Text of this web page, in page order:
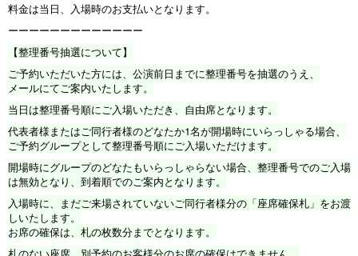
料金は当日、入場時のお支払いとなります。
ーーーーーーーーーーーーー
【整理番号抽選について】
ご予約いただいた方には、公演前日までに整理番号を抽選のうえ、
メールにてご案内いたします。
当日は整理番号順にご入場いただき、自由席となります。
代表者様またはご同行者様のどなたか1名が開場時にいらっしゃる場合、
ご予約グループとして整理番号順にご入場いただけます。
開場時にグループのどなたもいらっしゃらない場合、整理番号でのご入場
は無効となり、到着順でのご案内となります。
入場時に、まだご来場されていないご同行者様分の「座席確保札」をお渡
しいたします。
お席の確保は、札の枚数分までとなります。